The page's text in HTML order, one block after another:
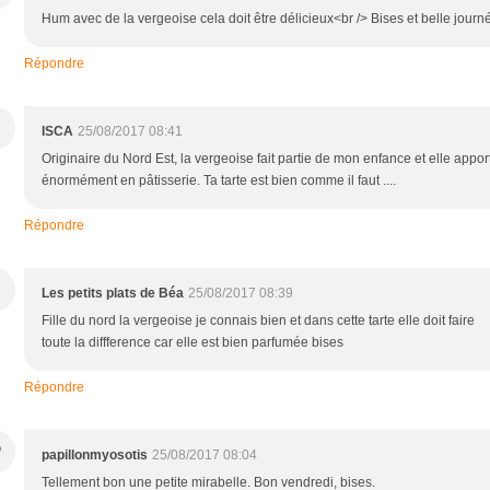
Hum avec de la vergeoise cela doit être délicieux<br /> Bises et belle
Répondre
ISCA 25/08/2017 08:41
Originaire du Nord Est, la vergeoise fait partie de mon enfance et elle
énormément en pâtisserie. Ta tarte est bien comme il faut ....
Répondre
Les petits plats de Béa 25/08/2017 08:39
Fille du nord la vergeoise je connais bien et dans cette tarte elle doit faire
toute la diffference car elle est bien parfumée bises
Répondre
papillonmyosotis 25/08/2017 08:04
Tellement bon une petite mirabelle. Bon vendredi, bises.